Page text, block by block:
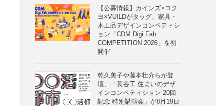
【公募情報】カインズ×コク
ヨ×VUILDがタッグ、家具・
木工品デザインコンペティシ
ョン「CDM Digi Fab
COMPETITION 2026」を初
開催
乾久美子や藤本壮介らが登
壇、「長谷工 住まいのデザ
インコンペティション 20回
記念 特別講演会」が8月19日